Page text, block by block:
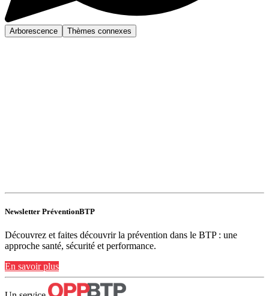
Arborescence Thèmes connexes
Newsletter PréventionBTP
Découvrez et faites découvrir la prévention dans le BTP : une
approche santé, sécurité et performance.
En savoir plus